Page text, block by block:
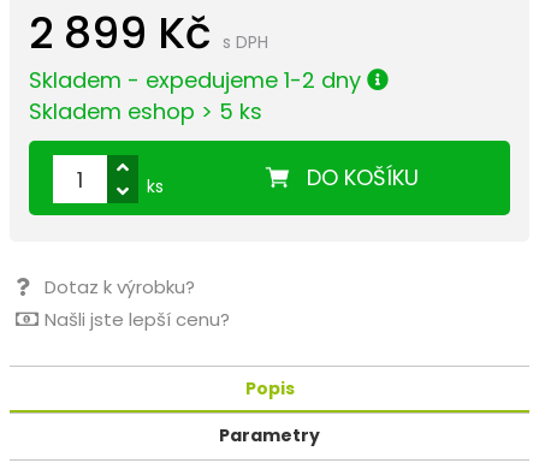
2 899 Kč s DPH
Skladem - expedujeme 1-2 dny
Skladem eshop > 5 ks
DO KOŠÍKU
ks
Dotaz k výrobku?
Našli jste lepší cenu?
Popis
Parametry